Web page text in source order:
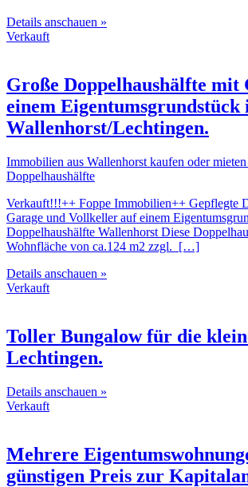
Details anschauen »
Verkauft
Große Doppelhaushälfte mit
einem Eigentumsgrundstück
Wallenhorst/Lechtingen.
Immobilien aus Wallenhorst kaufen oder
Doppelhaushälfte
Verkauft!!!++ Foppe Immobilien++ Gepflegte
Garage und Vollkeller auf einem
Doppelhaushälfte Wallenhorst Diese
Wohnfläche von ca.124 m2 zzgl. […]
Details anschauen »
Verkauft
Toller Bungalow für die
Lechtingen.
Details anschauen »
Verkauft
Mehrere
günstigen Preis zur